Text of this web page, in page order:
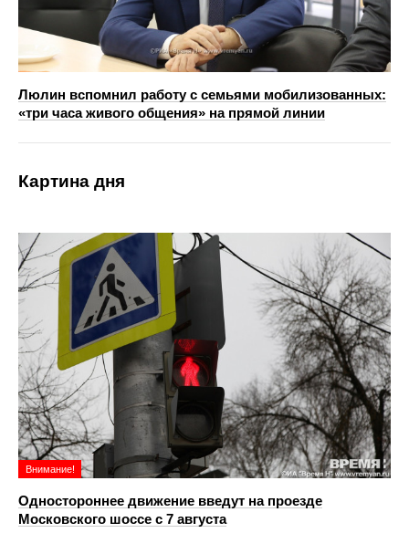
Люлин вспомнил работу с семьями мобилизованных:
«три часа живого общения» на прямой линии
Картина дня
Внимание!
Одностороннее движение введут на проезде
Московского шоссе с 7 августа